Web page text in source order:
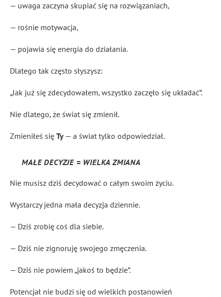
— uwaga zaczyna skupiać się na rozwiązaniach,
— rośnie motywacja,
— pojawia się energia do działania.
Dlatego tak często słyszysz:
„Jak już się zdecydowałem, wszystko zaczęło się układać”.
Nie dlatego, że świat się zmienił.
Zmieniłeś się Ty — a świat tylko odpowiedział.
MAŁE DECYZJE = WIELKA ZMIANA
Nie musisz dziś decydować o całym swoim życiu.
Wystarczy jedna mała decyzja dziennie.
— Dziś zrobię coś dla siebie.
— Dziś nie zignoruję swojego zmęczenia.
— Dziś nie powiem „jakoś to będzie”.
Potencjał nie budzi się od wielkich postanowień